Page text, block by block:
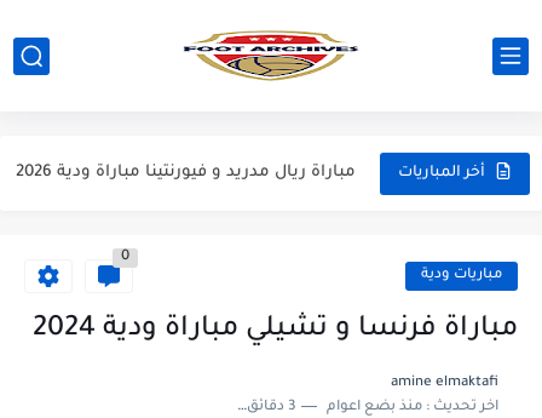
أخر المباريات
مباراة مانشستر يونايتد و اتلتيكو مدريد مباراة ودية 2026
مباراة ريال مدريد و فيورنتينا مباراة ودية 2026
مباراة برشلونة و بيرمنغهام مباراة ودية 2026 مباريات ودية
0
مباراة فرنسا و تشيلي مباراة ودية 2024
amine elmaktafi
اخر تحديث :منذ بضع اعوام 3 دقائق للقراءة